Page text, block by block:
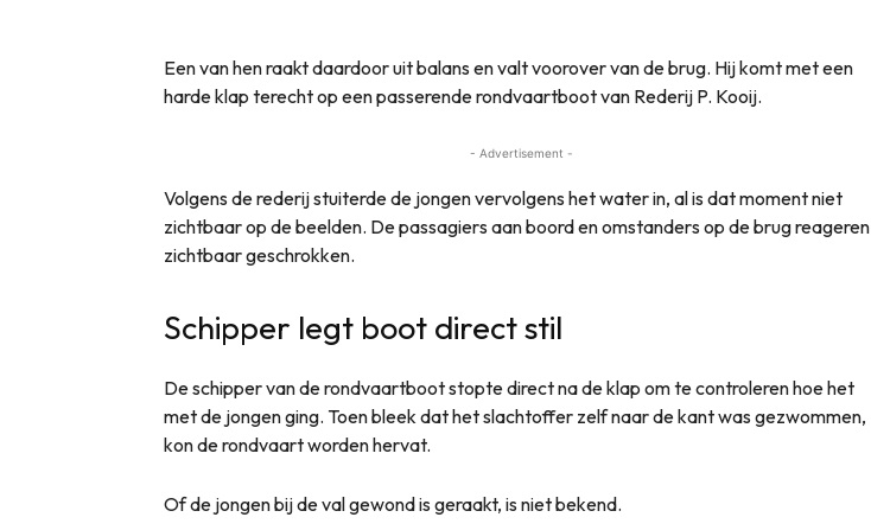
Een van hen raakt daardoor uit balans en valt voorover van de brug. Hij komt met een
harde klap terecht op een passerende rondvaartboot van Rederij P. Kooij.
- Advertisement -
Volgens de rederij stuiterde de jongen vervolgens het water in, al is dat moment niet
zichtbaar op de beelden. De passagiers aan boord en omstanders op de brug reageren
zichtbaar geschrokken.
Schipper legt boot direct stil
De schipper van de rondvaartboot stopte direct na de klap om te controleren hoe het
met de jongen ging. Toen bleek dat het slachtoffer zelf naar de kant was gezwommen,
kon de rondvaart worden hervat.
Of de jongen bij de val gewond is geraakt, is niet bekend.